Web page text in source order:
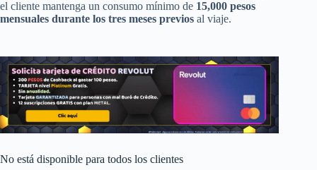
el cliente mantenga un consumo mínimo de 15,000 pesos
mensuales durante los tres meses previos al viaje.
No está disponible para todos los clientes